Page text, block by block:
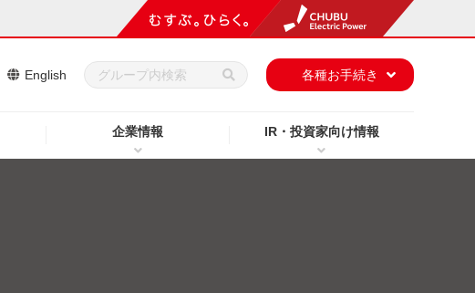
企業情報 IR・投資家向け情報
English 各種お手続き